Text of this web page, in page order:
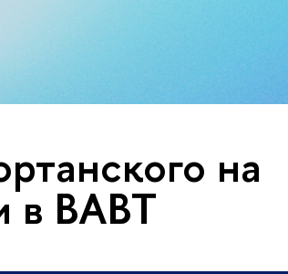
на
в ВАВТ